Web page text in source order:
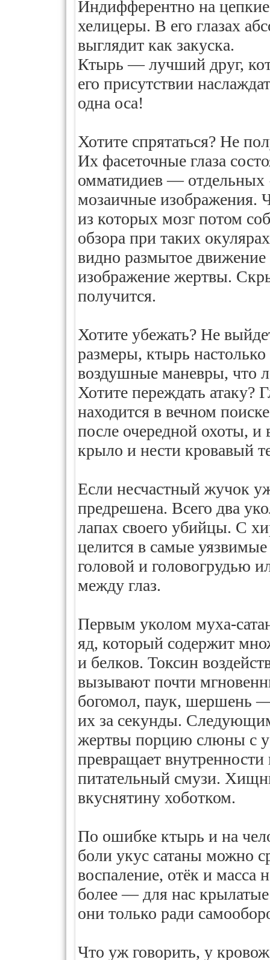
Индифферентно на
хелицеры. В его глазах
выглядит как закуска.
Ктырь — лучший друг,
его присутствии
одна оса!
Хотите спрятаться? Не
Их фасеточные глаза
омматидиев — отдельных
мозаичные изображения.
из которых мозг потом
обзора при таких
видно размытое
изображение жертвы.
получится.
Хотите убежать? Не
размеры, ктырь
воздушные маневры, что
Хотите переждать атаку?
находится в вечном
после очередной охоты, и
крыло и нести кровавый
Если несчастный жучок
предрешена. Всего два
лапах своего убийцы. С
целится в самые
головой и головогрудью
между глаз.
Первым уколом муха-
яд, который содержит
и белков. Токсин
вызывают почти
богомол, паук, шершень —
их за секунды.
жертвы порцию слюны с
превращает
питательный смузи.
вкуснятину хоботком.
По ошибке ктырь и на
боли укус сатаны можно
воспаление, отёк и
более — для нас
они только ради
Что уж говорить, у